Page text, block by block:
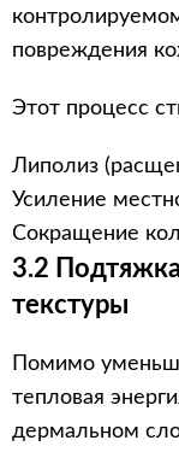
повреждения
Этот процесс
Липолиз
Усиление
Сокращение
3.2
текстуры
Помимо
тепловая
дермальном